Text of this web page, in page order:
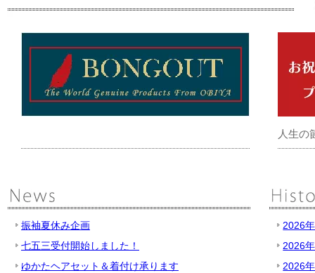
人生の
振袖夏休み企画
七五三受付開始しました！
ゆかたヘアセット＆着付け承ります
2026
2026
2026